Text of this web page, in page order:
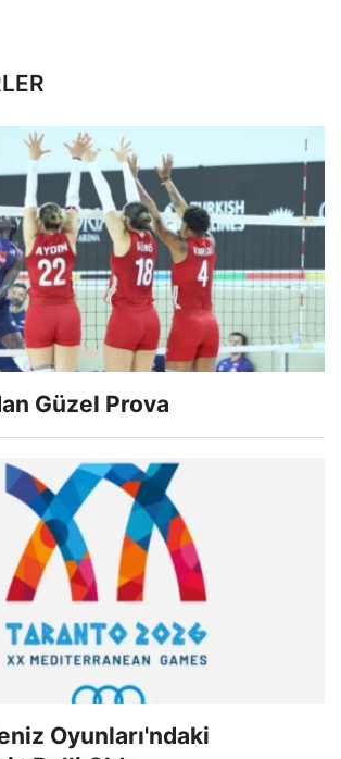
Güzel Prova
Oyunları'ndaki